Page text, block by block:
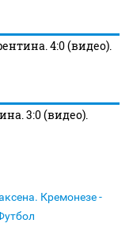
4:0 (видео).
3:0 (видео).
Кремонезе -